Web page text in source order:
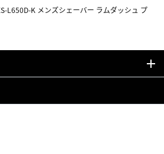
L650D-K メンズシェーバー ラムダッシュ プ